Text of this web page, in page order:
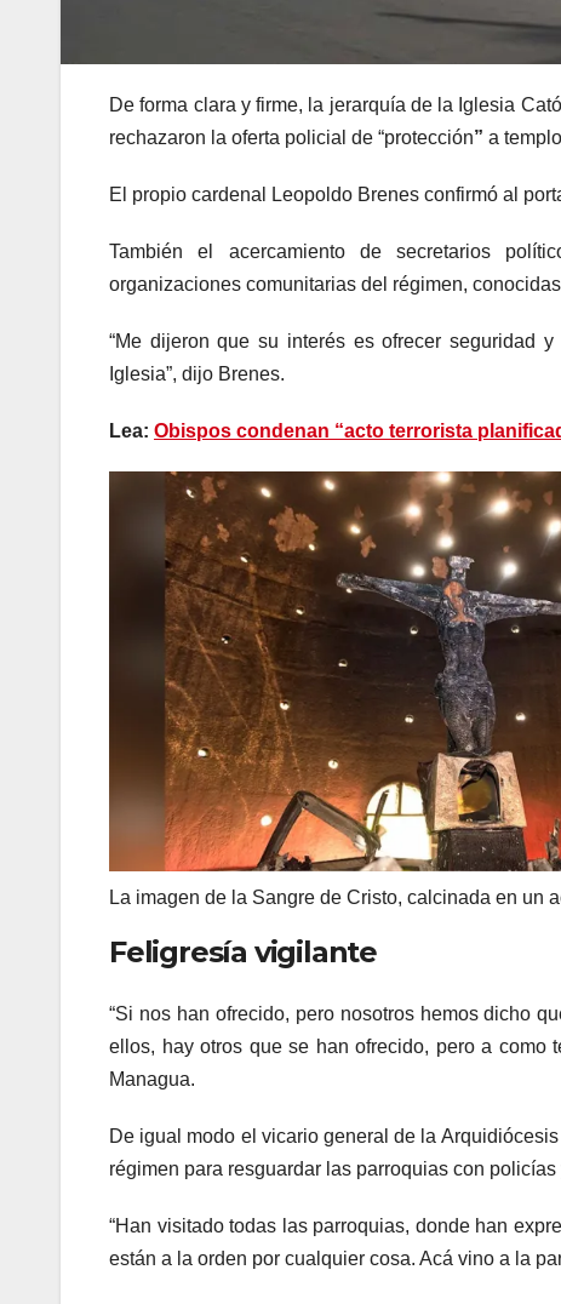
De forma clara y firme, la jerarquía de la Iglesia
rechazaron la oferta policial de “protección” a
El propio cardenal Leopoldo Brenes confirmó al
También el acercamiento de secretarios
organizaciones comunitarias del régimen,
“Me dijeron que su interés es ofrecer seguridad
Iglesia”, dijo Brenes.
Lea: Obispos condenan “acto terrorista
La imagen de la Sangre de Cristo, calcinada en un
Feligresía vigilante
“Si nos han ofrecido, pero nosotros hemos dicho
ellos, hay otros que se han ofrecido, pero a como
Managua.
De igual modo el vicario general de la
régimen para resguardar las parroquias con
“Han visitado todas las parroquias, donde han
están a la orden por cualquier cosa. Acá vino a la